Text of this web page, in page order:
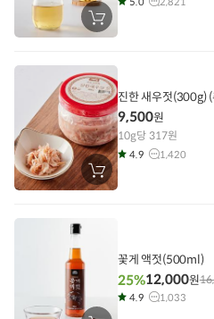
장
바
에
담
기
장
바
진한 새우젓(300g)
9,500원
10g당 317원
4.9 1,420
꽃게 액젓(500ml)
25%12,000원
4.9 1,033